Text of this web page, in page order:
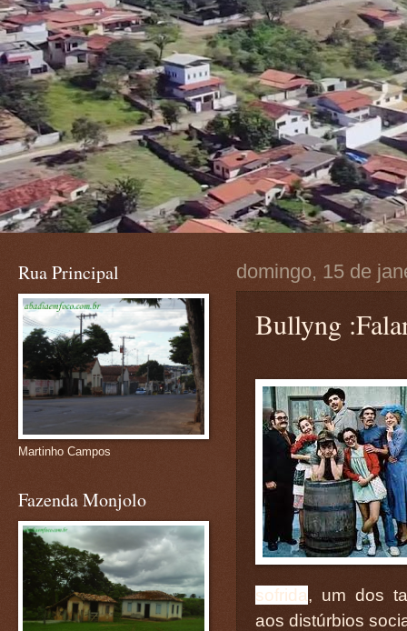
domingo, 15 de
Bullyng
sofrida, um dos
aos distúrbios
Rua Principal
Martinho Campos
Fazenda Monjolo